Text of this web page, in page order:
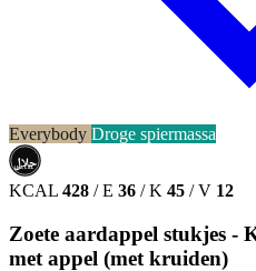
Everybody Droge spiermassa
حلال
HALAL
KCAL 428 / E 36 / K 45 / V 12
Zoete aardappel stukjes -
met appel (met kruiden)